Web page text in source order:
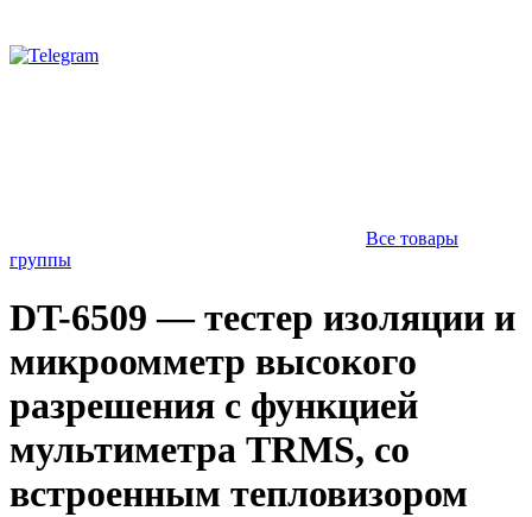
Все товары
группы
DT-6509 — тестер изоляции и
микроомметр высокого
разрешения с функцией
мультиметра TRMS, со
встроенным тепловизором